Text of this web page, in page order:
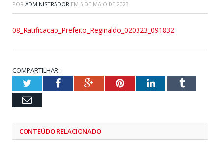
POR ADMINISTRADOR EM 5 DE MAIO DE 2023
08_Ratificacao_Prefeito_Reginaldo_020323_091832
COMPARTILHAR:
TwitterFacebookGoogle+PinterestLinkedInTumblr
Email
CONTEÚDO RELACIONADO